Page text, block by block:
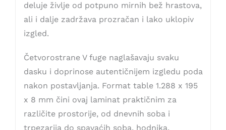
deluje življe od potpuno mirnih bež hrastova,
ali i dalje zadržava prozračan i lako uklopiv
izgled.
Četvorostrane V fuge naglašavaju svaku
dasku i doprinose autentičnijem izgledu poda
nakon postavljanja. Format table 1.288 x 195
x 8 mm čini ovaj laminat praktičnim za
različite prostorije, od dnevnih soba i
trpezarija do spavaćih soba, hodnika,